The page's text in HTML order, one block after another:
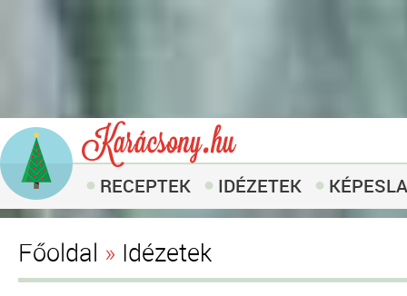
RECEPTEK IDÉZETEK
Főoldal » Idézetek